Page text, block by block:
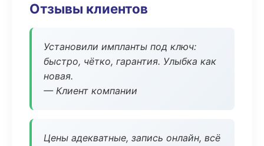
Отзывы клиентов
Установили импланты под ключ:
быстро, чётко, гарантия. Улыбка как
новая.
— Клиент компании
Цены адекватные, запись онлайн, всё